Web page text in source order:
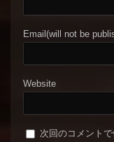
Email(will not be
Website
次回のコメント